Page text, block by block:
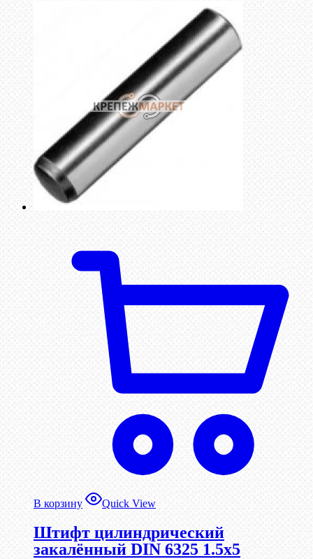
В корзину Quick View
Штифт цилиндрический
закалённый DIN 6325 1.5х5